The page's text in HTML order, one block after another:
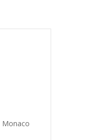
Monaco